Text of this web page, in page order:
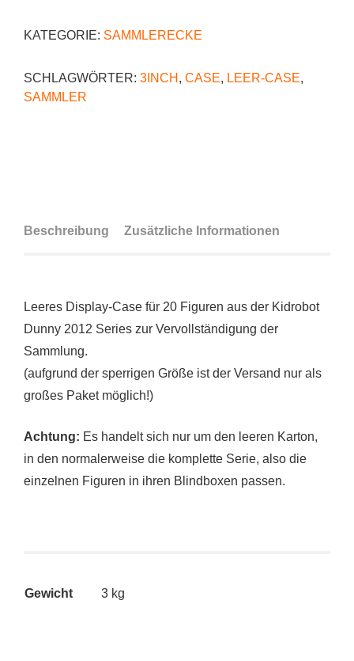
KATEGORIE: SAMMLERECKE
SCHLAGWÖRTER: 3INCH , CASE, LEER-CASE,
SAMMLER
Beschreibung Zusätzliche Informationen
Leeres Display-Case für 20 Figuren aus der Kidrobot
Dunny 2012 Series zur Vervollständigung der
Sammlung.
(aufgrund der sperrigen Größe ist der Versand nur als
großes Paket möglich!)
Achtung: Es handelt sich nur um den leeren Karton,
in den normalerweise die komplette Serie, also die
einzelnen Figuren in ihren Blindboxen passen.
Gewicht 3 kg